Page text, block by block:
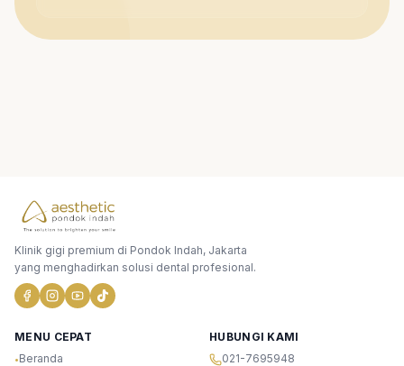
Klinik gigi premium di Pondok Indah, Jakarta
yang menghadirkan solusi dental profesional.
MENU CEPAT
•Beranda
HUBUNGI KAMI
021-7695948